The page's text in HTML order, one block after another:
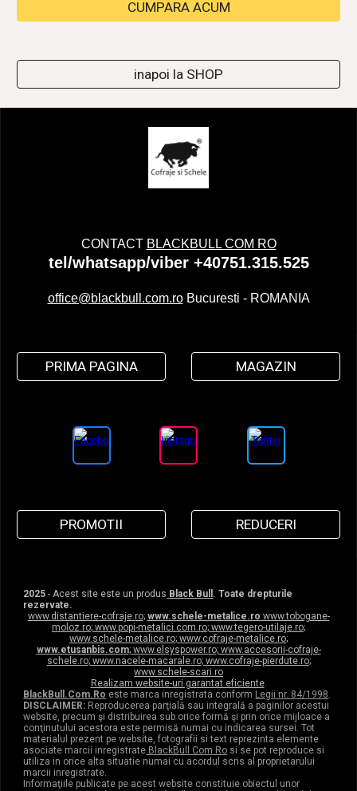
CUMPARA ACUM
inapoi la SHOP
CONTACT BLACKBULL COM RO
tel/whatsapp/viber +40751.315.525
office@blackbull.com.roBucuresti - ROMANIA
PRIMA PAGINA MAGAZIN
PROMOTII REDUCERI
2025 - Acest site este un produs Black Bull . Toate drepturile
rezervate.
www.distantiere-cofraje.ro; www.schele-metalice.ro www.tobogane-
moloz.ro; www.popi-metalici.com.ro; www.tegero-utilaje.ro;
www.schele-metalice.ro; www.cofraje-metalice.ro;
www.etusanbis.com; www.elsyspower.ro;www.accesorii-cofraje-
schele.ro; www.nacele-macarale.ro; www.cofraje-pierdute.ro;
www.schele-scari.ro
Realizam website-uri garantat eficiente.
BlackBull.Com.Ro este marca inregistrata conform Legii nr. 84/1998.
DISCLAIMER: Reproducerea parţială sau integrală a paginilor acestui
website, precum şi distribuirea sub orice formă şi prin orice mijloace a
conţinutului acestora este permisă numai cu indicarea sursei. Tot
materialul prezent pe website, fotografii si text reprezinta elemente
asociate marcii inregistrate BlackBull Com Ro si se pot reproduce si
utiliza in orice alta situatie numai cu acordul scris al proprietarului
marcii inregistrate.
Informaţiile publicate pe acest website constituie obiectul unor